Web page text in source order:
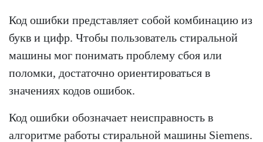
Код ошибки представляет собой комбинацию из
букв и цифр. Чтобы пользователь стиральной
машины мог понимать проблему сбоя или
поломки, достаточно ориентироваться в
значениях кодов ошибок.
Код ошибки обозначает неисправность в
алгоритме работы стиральной машины Siemens.